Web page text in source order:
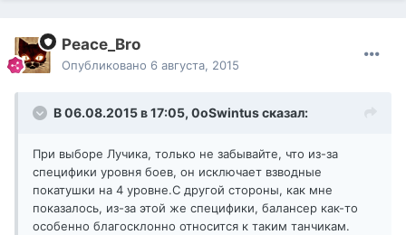
Peace_Bro
Опубликовано 6 августа, 2015
В 06.08.2015 в 17:05, 0oSwintusсказал:
При выборе Лучика, только не забывайте, что из-за
специфики уровня боев, он исключает взводные
покатушки на 4 уровне.С другой стороны, как мне
показалось, из-за этой же специфики, балансер как-то
особенно благосклонно относится к таким танчикам.